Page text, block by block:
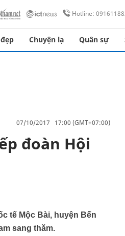
Hotline:
Chuyện lạ Quân sự
07/10/2017 17:00 (GMT+07:00)
đoàn Hội
tế Mộc Bài, huyện Bến
sang thăm.